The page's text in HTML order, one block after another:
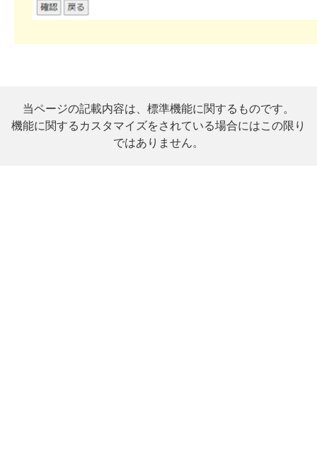
当ページの記載内容は、標準機能に関するものです。
機能に関するカスタマイズをされている場合にはこの限り
ではありません。